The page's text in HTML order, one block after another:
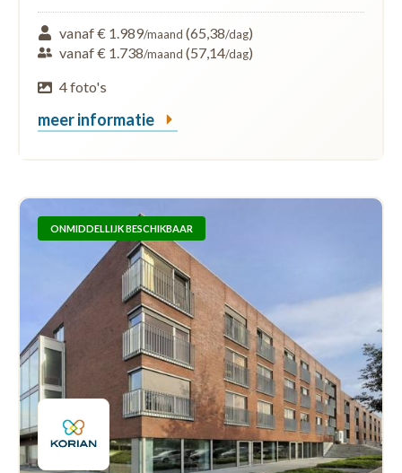
vanaf € 1.989/maand (65,38/dag)
vanaf € 1.738/maand (57,14/dag)
4 foto's
meer informatie
ONMIDDELLIJK BESCHIKBAAR